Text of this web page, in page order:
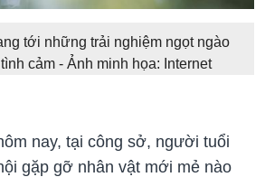
tới những trải nghiệm ngọt ngào
cảm - Ảnh minh họa: Internet
nay, tại công sở, người tuổi
gặp gỡ nhân vật mới mẻ nào